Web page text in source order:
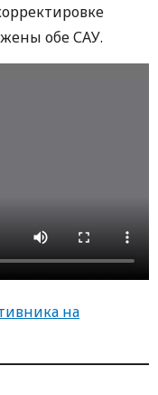
обе САУ.
на